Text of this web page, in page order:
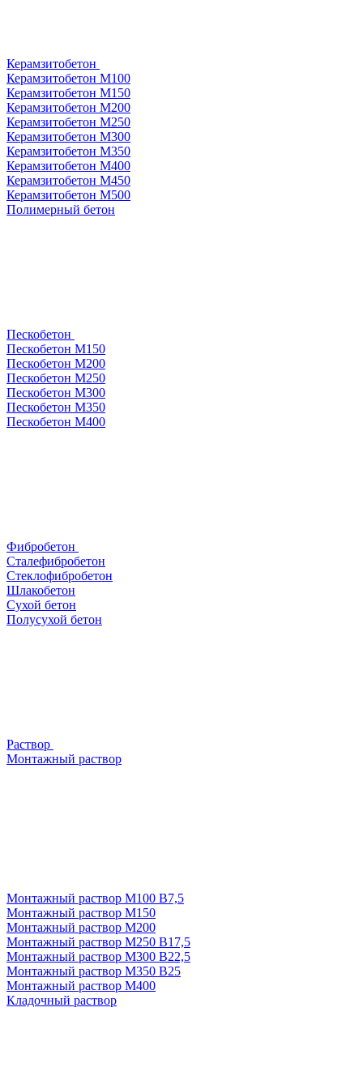
Керамзитобетон
Керамзитобетон М100
Керамзитобетон М150
Керамзитобетон М200
Керамзитобетон М250
Керамзитобетон М300
Керамзитобетон М350
Керамзитобетон М400
Керамзитобетон М450
Керамзитобетон М500
Полимерный бетон
Пескобетон
Пескобетон М150
Пескобетон М200
Пескобетон М250
Пескобетон М300
Пескобетон М350
Пескобетон М400
Фибробетон
Сталефибробетон
Стеклофибробетон
Шлакобетон
Сухой бетон
Полусухой бетон
Раствор
Монтажный раствор
Монтажный раствор М100 В7,5
Монтажный раствор М150
Монтажный раствор М200
Монтажный раствор М250 В17,5
Монтажный раствор М300 В22,5
Монтажный раствор М350 В25
Монтажный раствор М400
Кладочный раствор